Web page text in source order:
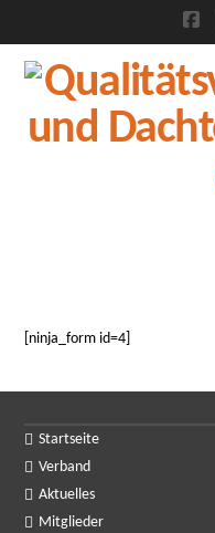
[ninja_form id=4]
Startseite
Verband
Aktuelles
Mitglieder